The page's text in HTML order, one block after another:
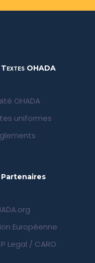
Textes OHADA
OHADA
uniformes
Partenaires
Européenne
Legal / CARO